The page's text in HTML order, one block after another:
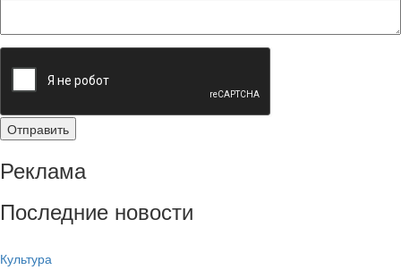
Реклама
Последние новости
Культура